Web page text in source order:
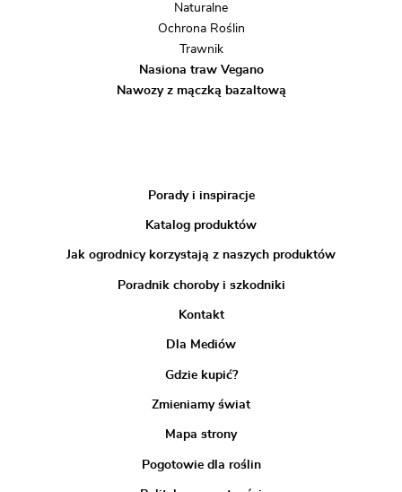
Naturalne
Ochrona Roślin
Trawnik
Nasiona traw Vegano
Nawozy z mączką bazaltową
Porady i inspiracje
Katalog produktów
Jak ogrodnicy korzystają z naszych produktów
Poradnik choroby i szkodniki
Kontakt
Dla Mediów
Gdzie kupić?
Zmieniamy świat
Mapa strony
Pogotowie dla roślin